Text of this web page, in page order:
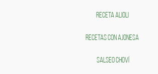
RECETA ALIOLI
RECETAS CON AJONESA
SALSEO CHOVÍ